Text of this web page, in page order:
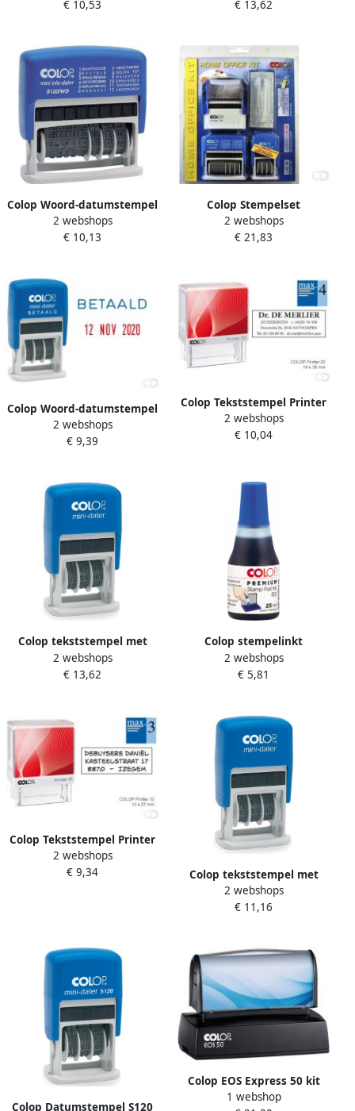
€ 10,53
BETAALD
€ 13,62
Colop Woord-datumstempel
Printer Mini S 120 WD 12
teksten
2 webshops
€ 10,13
Colop Stempelset
thuiskantoor 3-delig assorti
2 webshops
€ 21,83
Colop Woord-datumstempel
Printer Mini S 160 L betaald
blauw
2 webshops
€ 9,39
Colop Tekststempel Printer
20 personaliseerbaar
4regels 38x14mm
2 webshops
€ 10,04
Colop tekststempel met
datum Mini-Dater tekst:
PAYE LE
2 webshops
€ 13,62
Colop stempelinkt
2 webshops
€ 5,81
Colop Tekststempel Printer
10 personaliseerbaar
3regels 27x10mm
2 webshops
€ 9,34
Colop tekststempel met
datum Mini-Dater tekst:
ONTVANGEN
2 webshops
€ 11,16
Colop Datumstempel S120
Colop EOS Express 50 kit
blauwe inkt
1 webshop